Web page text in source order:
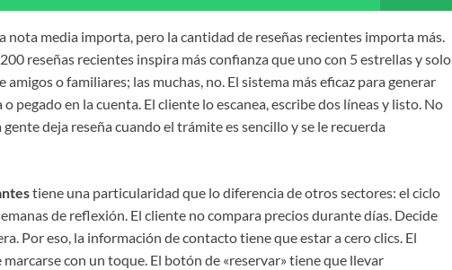
nota media importa, pero la cantidad de reseñas recientes importa más.
reseñas recientes inspira más confianza que uno con 5 estrellas y solo
amigos o familiares; las muchas, no. El sistema más eficaz para generar
o pegado en la cuenta. El cliente lo escanea, escribe dos líneas y listo. No
deja reseña cuando el trámite es sencillo y se le recuerda
tiene una particularidad que lo diferencia de otros sectores: el ciclo
de reflexión. El cliente no compara precios durante días. Decide
Por eso, la información de contacto tiene que estar a cero clics. El
con un toque. El botón de «reservar» tiene que llevar